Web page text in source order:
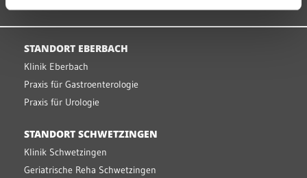
STANDORT EBERBACH
Klinik Eberbach
Praxis für Gastroenterologie
Praxis für Urologie
STANDORT SCHWETZINGEN
Klinik Schwetzingen
Geriatrische Reha Schwetzingen